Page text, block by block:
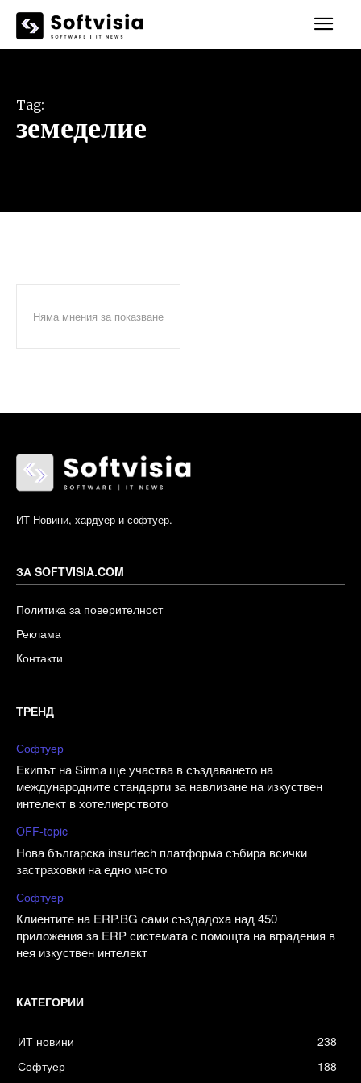
Tag:
земеделие
Няма мнения за показване
ИТ Новини, хардуер и софтуер.
ЗА SOFTVISIA.COM
Политика за поверителност
Реклама
Контакти
ТРЕНД
Софтуер
Екипът на Sirma ще участва в създаването на
международните стандарти за навлизане на изкуствен
интелект в хотелиерството
OFF-topic
Нова българска insurtech платформа събира всички
застраховки на едно място
Софтуер
Клиентите на ERP.BG сами създадоха над 450
приложения за ERP системата с помощта на вградения в
нея изкуствен интелект
КАТЕГОРИИ
ИТ новини
238
Софтуер
188